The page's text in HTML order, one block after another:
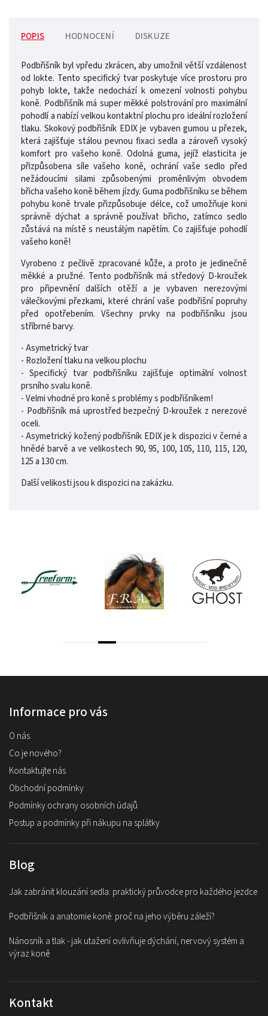
POPIS HODNOCENÍ DISKUZE
Podbřišník byl vpředu zkrácen, aby umožnil větší vzdálenost
od lokte. Tento specifický tvar poskytuje více prostoru pro
pohyb lokte, takže nedochází k omezení volnosti pohybu
koně. Podbřišník má super měkké polstrování pro maximální
pohodlí a nabízí velkou kontaktní plochu pro ideální rozložení
tlaku. Skokový podbřišník EDIX je vybaven gumou u přezek,
která zajišťuje stálou pevnou fixaci sedla a zároveň vysoký
komfort pro vašeho koně. Odolná guma, jejíž elasticita je
přizpůsobena síle vašeho koně, ochrání vaše sedlo před
nežádoucími silami způsobenými proměnlivým obvodem
břicha vašeho koně během jízdy. Guma podbřišníku se během
pohybu koně trvale přizpůsobuje délce, což umožňuje koni
správně dýchat a správně používat břicho, zatímco sedlo
zůstává na místě s neustálým napětím. Co zajišťuje pohodlí
vašeho koně!
Vyrobeno z pečlivě zpracované kůže, a proto je jedinečně
měkké a pružné. Tento podbřišník má středový D-kroužek
pro připevnění dalších otěží a je vybaven nerezovými
válečkovými přezkami, které chrání vaše podbřišní popruhy
před opotřebením. Všechny prvky na podbřišníku jsou
stříbrné barvy.
- Asymetrický tvar
- Rozložení tlaku na velkou plochu
- Specifický tvar podbřišníku zajišťuje optimální volnost
prsního svalu koně.
- Velmi vhodné pro koně s problémy s podbřišníkem!
- Podbřišník má uprostřed bezpečný D-kroužek z nerezové
oceli.
- Asymetrický kožený podbřišník EDIX je k dispozici v černé a
hnědé barvě a ve velikostech 90, 95, 100, 105, 110, 115, 120,
125 a 130 cm.
Další velikosti jsou k dispozici na zakázku.
Informace pro vás
O nás
Co je nového?
Kontaktujte nás
Obchodní podmínky
Podmínky ochrany osobních údajů
Postup a podmínky při nákupu na splátky
Blog
Jak zabránit klouzání sedla: praktický průvodce pro každého jezdce
Podbřišník a anatomie koně: proč na jeho výběru záleží?
Nánosník a tlak - jak utažení ovlivňuje dýchání, nervový systém a
výraz koně
Kontakt